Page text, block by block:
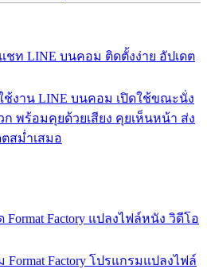
ชท LINE บนคอม ติดตั้งง่าย อัปเดต
ช้งาน LINE บนคอม เปิดใช้ขณะนั่ง
พร้อมคุยด้วยเสียง คุยเห็นหน้า ส่ง
สม่ำเสมอ
Format Factory แปลงไฟล์หนัง วิดีโอ
Factory โปรแกรมแปลงไฟล์